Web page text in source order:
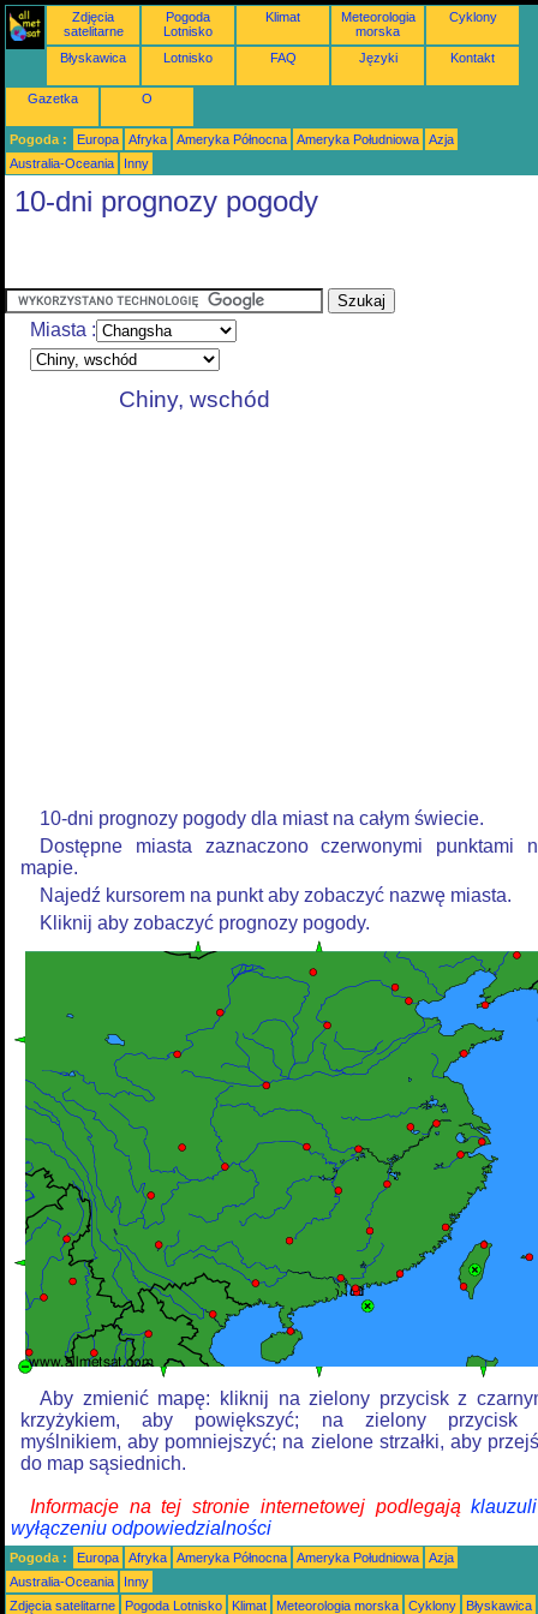
Zdjęcia
satelitarne
Pogoda
Lotnisko
Klimat
Meteorologia
morska
Cyklony
Błyskawica Lotnisko FAQ Języki Kontakt
Gazetka O
Pogoda : Europa Afryka Ameryka Północna Ameryka Południowa
Azja
Australia-Oceania
Inny
10-dni prognozy pogody
Miasta :
Chiny, wschód
10-dni prognozy pogody dla miast na całym świecie.
Dostępne miasta zaznaczono czerwonymi punktami
mapie.
Najedź kursorem na punkt aby zobaczyć nazwę miasta.
Kliknij aby zobaczyć prognozy pogody.
Aby zmienić mapę: kliknij na zielony przycisk z
krzyżykiem, aby powiększyć; na zielony przycisk
myślnikiem, aby pomniejszyć; na zielone strzałki, aby
do map sąsiednich.
Informacje na tej stronie internetowej podlegają
wyłączeniu odpowiedzialności
Pogoda : Europa Afryka Ameryka Północna Ameryka Południowa
Azja
Australia-Oceania
Inny
Zdjęcia satelitarne
Pogoda Lotnisko Klimat Meteorologia morska Cyklony Błyskawica